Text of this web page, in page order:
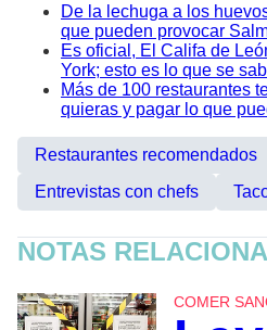
De la lechuga a los
que pueden provocar
Es oficial, El Califa de
York; esto es lo que se
Más de 100 restaurantes
quieras y pagar lo que
Restaurantes recomendados
Entrevistas con chefs
NOTAS
COMER